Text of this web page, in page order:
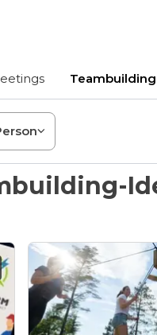
Teambuilding